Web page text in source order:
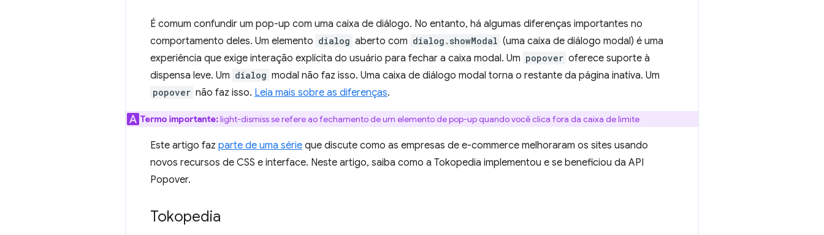
É comum confundir um pop-up com uma caixa de diálogo. No entanto, há algumas diferenças importantes no
comportamento deles. Um elemento dialog aberto com dialog.showModal (uma caixa de diálogo modal) é uma
experiência que exige interação explícita do usuário para fechar a caixa modal. Um popover oferece suporte à
dispensa leve. Um dialog modal não faz isso. Uma caixa de diálogo modal torna o restante da página inativa. Um
popover não faz isso. Leia mais sobre as diferenças.
Termo importante:light-dismiss se refere ao fechamento de um elemento de pop-up quando você clica fora da caixa de limite
Este artigo faz parte de uma série que discute como as empresas de e-commerce melhoraram os sites usando
novos recursos de CSS e interface. Neste artigo, saiba como a Tokopedia implementou e se beneficiou da API
Popover.
Tokopedia